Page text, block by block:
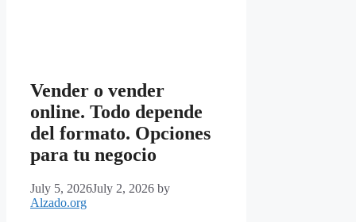
Vender o vender
online. Todo depende
del formato. Opciones
para tu negocio
July 5, 2026July 2, 2026 by
Alzado.org